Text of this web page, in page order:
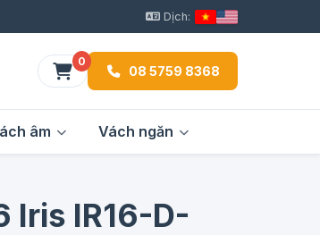
Dịch:
0
08 5759 8368
âm Vách ngăn
Iris IR16-D-